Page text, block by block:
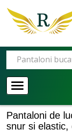
Pantaloni de
snur si elastic,